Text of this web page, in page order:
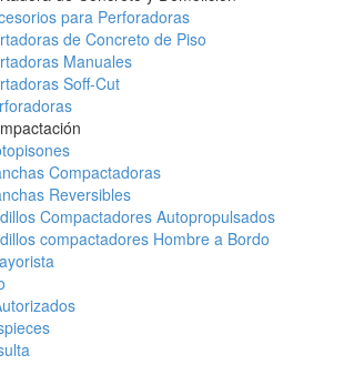
para Perforadoras
de Concreto de Piso
Manuales
Soff-Cut
Compactadoras
Reversibles
Compactadores Autopropulsados
compactadores Hombre a Bordo